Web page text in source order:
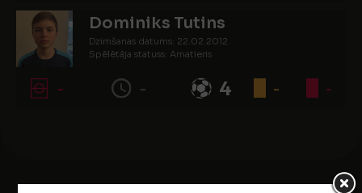
Dominiks Tutins
Dzimšanas datums: 22.02.2012.
Spēlētāja statuss: Amatieris
- - 4 - -